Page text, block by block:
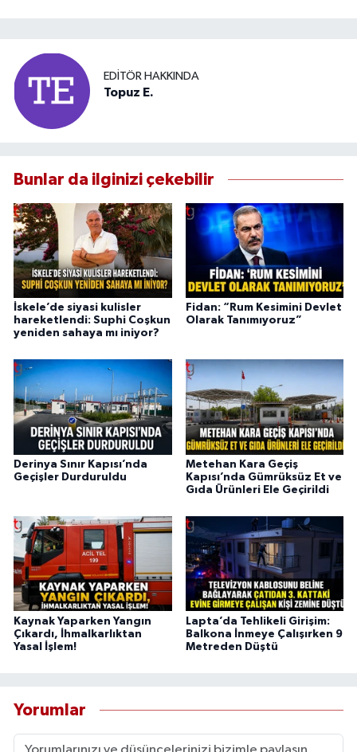
EDITÖR HAKKINDA
Topuz E.
Bunlar da ilginizi çekebilir
İskele’de siyasi kulisler
hareketlendi: Suphi Coşkun
yeniden sahaya mı iniyor?
Fidan: “Rum Kesimini Devlet
Olarak Tanımıyoruz”
Derinya Sınır Kapısı’nda
Geçişler Durduruldu
Metehan Kara Geçiş
Kapısı’nda Gümrüksüz Et ve
Gıda Ürünleri Ele Geçirildi
Kaynak Yaparken Yangın
Çıkardı, İhmalkarlıktan
Yasal İşlem!
Lapta’da Tehlikeli Girişim:
Balkona İnmeye Çalışırken 9
Metreden Düştü
Yorumlar